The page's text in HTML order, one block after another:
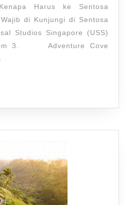
Harus ke Sentosa
di Kunjungi di Sentosa
Singapore (USS)
3. Adventure Cove